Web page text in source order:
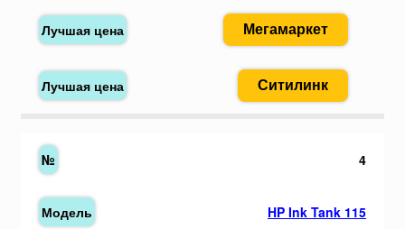
Мегамаркет
Ситилинк
4
HP Ink Tank 115